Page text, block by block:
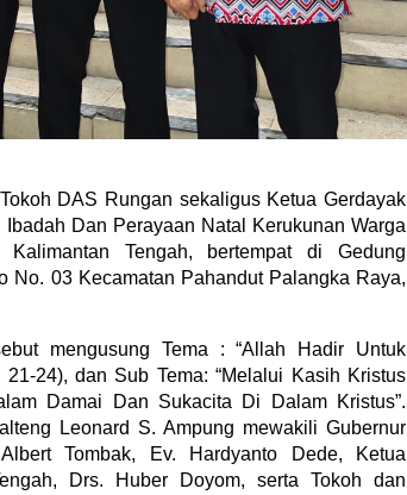
Tokoh DAS Rungan sekaligus Ketua Gerdayak
Ibadah Dan Perayaan Natal Kerukunan Warga
Tengah, bertempat di Gedung
No. 03 Kecamatan Pahandut Palangka Raya,
mengusung Tema : “Allah Hadir Untuk
24), dan Sub Tema: “Melalui Kasih Kristus
Damai Dan Sukacita Di Dalam Kristus”.
Leonard S. Ampung mewakili Gubernur
Tombak, Ev. Hardyanto Dede, Ketua
Drs. Huber Doyom, serta Tokoh dan